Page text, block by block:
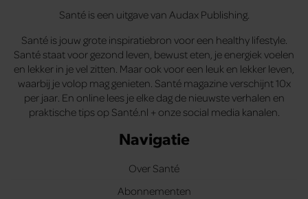
Santé is een uitgave van Audax Publishing.
Santé is jouw grote inspiratiebron voor een healthy lifestyle.
Santé staat voor gezond leven, bewust eten, je energiek voelen
en lekker in je vel zitten. Maar ook voor een leuk en lekker leven,
waarbij je volop mag genieten. Santé magazine verschijnt 10x
per jaar. En online lees je elke dag de nieuwste verhalen en
praktische tips op Santé.nl + onze social media kanalen.
Navigatie
Over Santé
Abonnementen